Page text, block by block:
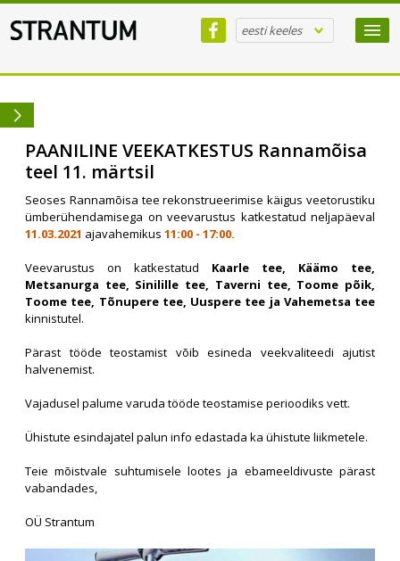
eesti keeles
PAANILINE VEEKATKESTUS Rannamõisa
teel 11. märtsil
Seoses Rannamõisa tee rekonstrueerimise käigus veetorustiku
ümberühendamisega on veevarustus katkestatud neljapäeval
11.03.2021 ajavahemikus 11:00 - 17:00.
Veevarustus on katkestatud Kaarle tee, Käämo tee,
Metsanurga tee, Sinilille tee, Taverni tee, Toome põik,
Toome tee, Tõnupere tee, Uuspere tee ja Vahemetsa tee
kinnistutel.
Pärast tööde teostamist võib esineda veekvaliteedi ajutist
halvenemist.
Vajadusel palume varuda tööde teostamise perioodiks vett.
Ühistute esindajatel palun info edastada ka ühistute liikmetele.
Teie mõistvale suhtumisele lootes ja ebameeldivuste pärast
vabandades,
OÜ Strantum